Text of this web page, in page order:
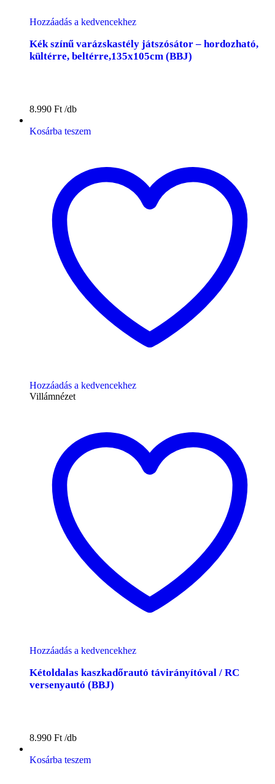
Hozzáadás a kedvencekhez
Kék színű varázskastély játszósátor – hordozható,
kültérre, beltérre,135x105cm (BBJ)
8.990 Ft
Kosárba teszem
Hozzáadás a kedvencekhez
Villámnézet
Hozzáadás a kedvencekhez
Kétoldalas kaszkadőrautó távirányítóval / RC
versenyautó (BBJ)
8.990 Ft
Kosárba teszem